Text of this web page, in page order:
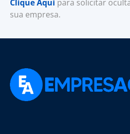
Clique Aqui para solicitar
sua empresa.